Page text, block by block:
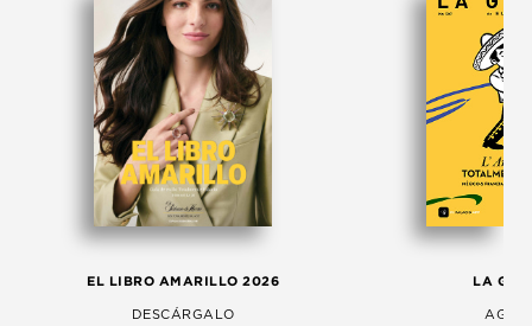
EL LIBRO AMARILLO 2026
DESCÁRGALO
LA